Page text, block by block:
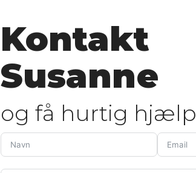
Kontakt
Susanne
og få hurtig hjælp